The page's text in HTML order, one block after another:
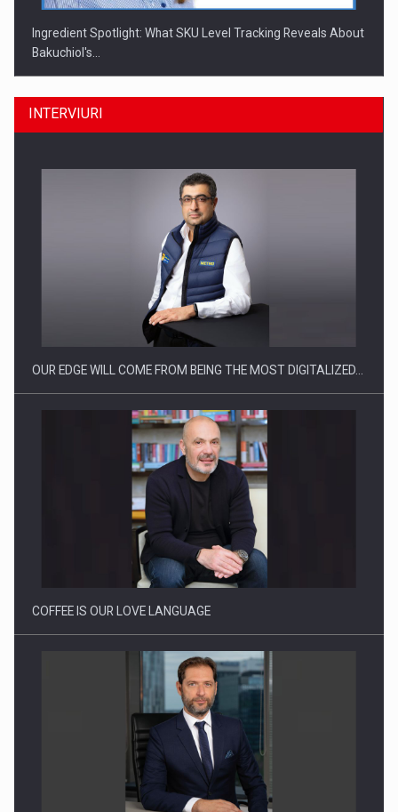
Ingredient Spotlight: What SKU Level Tracking Reveals About
Bakuchiol's…
Producatorii si comerciantii care nu se supun noilor
Proteinmaxxing and the Future of Protein Demand
INTERVIURI
OUR EDGE WILL COME FROM BEING THE MOST DIGITALIZED…
COFFEE IS OUR LOVE LANGUAGE